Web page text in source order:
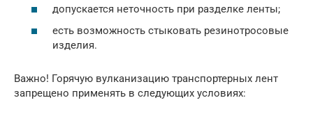
допускается неточность при разделке ленты;
есть возможность стыковать резинотросовые
изделия.
Важно! Горячую вулканизацию транспортерных лент
запрещено применять в следующих условиях: